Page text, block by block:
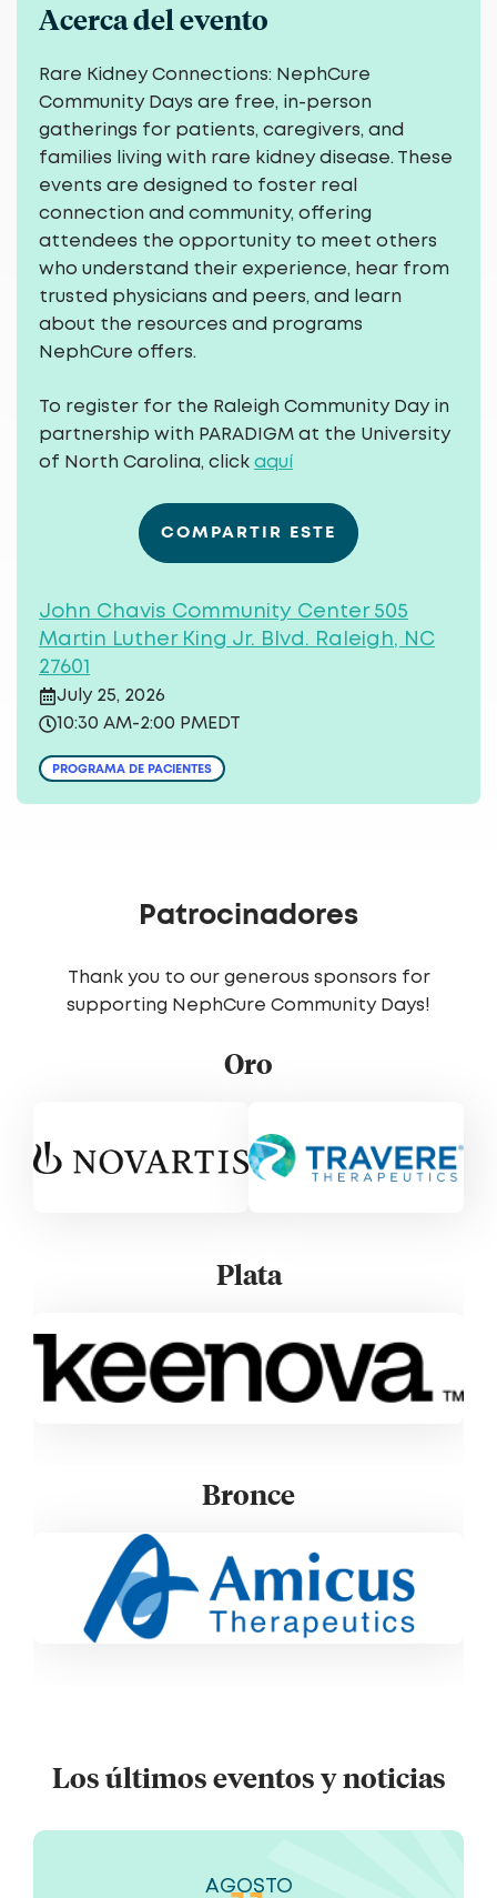
Acerca del evento
Rare Kidney Connections: NephCure
Community Days are free, in-person
gatherings for patients, caregivers, and
families living with rare kidney disease. These
events are designed to foster real
connection and community, offering
attendees the opportunity to meet others
who understand their experience, hear from
trusted physicians and peers, and learn
about the resources and programs
NephCure offers.
To register for the Raleigh Community Day in
partnership with PARADIGM at the University
of North Carolina, click aquí
COMPARTIR ESTE
John Chavis Community Center 505
Martin Luther King Jr. Blvd. Raleigh, NC
27601
July 25, 2026
10:30 AM-2:00 PM EDT
PROGRAMA DE PACIENTES
Patrocinadores
Thank you to our generous sponsors for
supporting NephCure Community Days!
Oro
Plata
Bronce
Los últimos eventos y noticias
AGOSTO